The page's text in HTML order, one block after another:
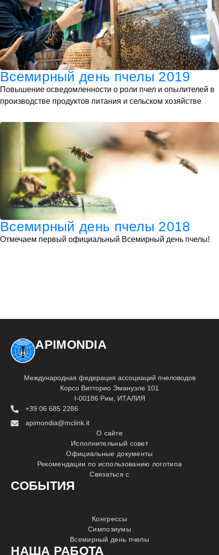
Всемирный день пчелы 2019
Повышение осведомленности о роли пчел и опылителей в
производстве продуктов питания и сельском хозяйстве
Всемирный день пчелы 2018
Отмечаем первый официальный Всемирный день пчелы!
APIMONDIA
Международная федерация ассоциаций пчеловодов
Корсо Витторио Эмануэле 101
I-00186 Рим, ИТАЛИЯ
+39 06 685 2286
apimondia@mclink.it
О сайте
Исполнительный совет
Официальные документы
Рекомендации по использованию логотипа
Связаться с
СОБЫТИЯ
Конгрессы
Симпозиумы
Всемирный день пчелы
НАША РАБОТА